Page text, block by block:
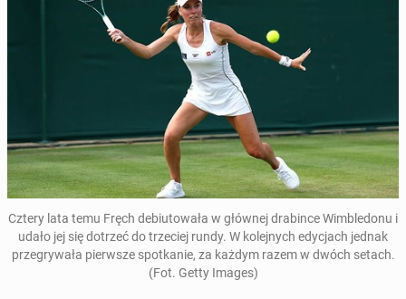
Cztery lata temu Fręch de­biu­to­wa­ła w głównej dra­bin­ce Wim­ble­do­nu i
udało jej się dotrzeć do trze­ciej rundy. W ko­lej­nych edy­cjach jednak
prze­gry­wa­ła pierw­sze spo­tka­nie, za każdym razem w dwóch setach.
(Fot. Getty Images)